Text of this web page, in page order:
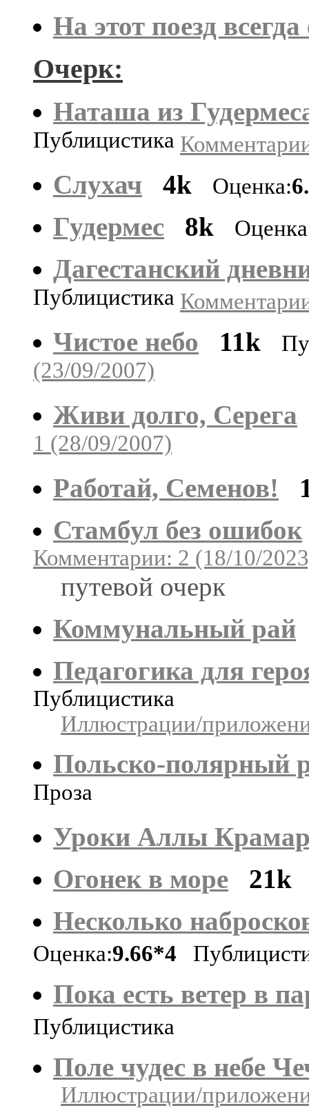
На этот поезд
Очерк:
Наташа из
Публицистика
Слухач 4k Оценка:
Гудермес 8k
Дагестанский
Публицистика
Чистое небо 11k
(23/09/2007)
Живи долго, Серега
1 (28/09/2007)
Работай, Семенов!
Стамбул без ошибок
Комментарии: 2 (18/10/
путевой очерк
Коммунальный рай
Педагогика для
Публицистика
Иллюстрации/
Польско-полярный
Проза
Уроки Аллы
Огонек в море
21k
Несколько
Оценка:9.66*4
Пока есть ветер в
Публицистика
Поле чудес в небе
Иллюстрации/